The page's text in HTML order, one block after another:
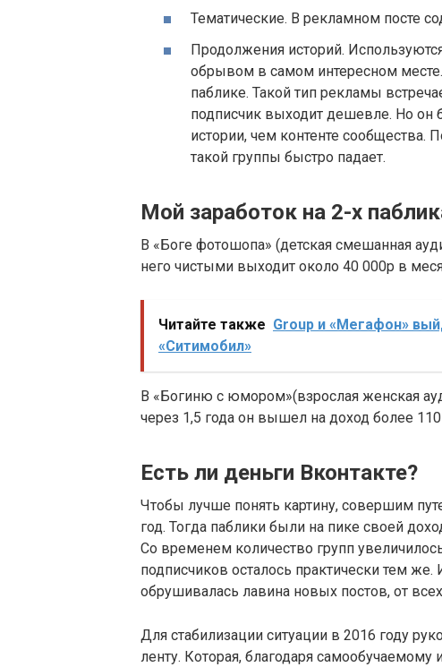
Тематические. В рекламном посте
Продолжения историй.
обрывом в самом интересном
паблике. Такой тип рекламы
подписчик выходит дешевле. Но он
истории, чем контенте сообщества.
такой группы быстро падает.
Мой заработок на 2-х
В «Боге фотошопа» (детская смешанная
него чистыми выходит около 40 000р в
Читайте также Group и «Мегафон»
«Ситимобил»
В «Богиню с юмором»(взрослая женская
через 1,5 года он вышел на доход более
Есть ли деньги Вконтакте?
Чтобы лучше понять картину, совершим
год. Тогда паблики были на пике своей
Со временем количество групп
подписчиков осталось практически тем же.
обрушивалась лавина новых постов, от
Для стабилизации ситуации в 2016 году
ленту. Которая, благодаря самообучаемому